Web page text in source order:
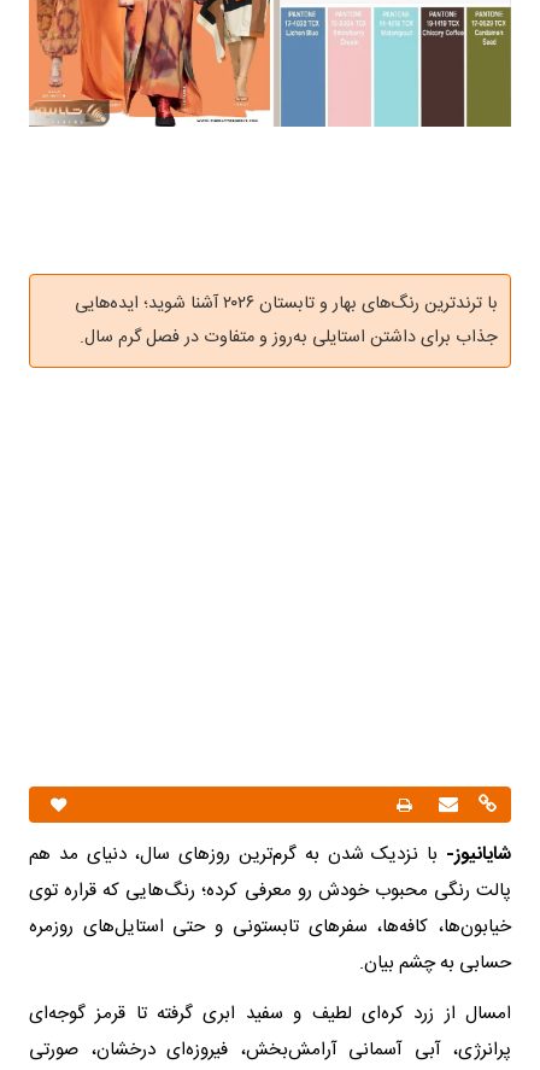
با ترندترین رنگ‌های بهار و تابستان ۲۰۲۶ آشنا شوید؛ ایده‌هایی
جذاب برای داشتن استایلی به‌روز و متفاوت در فصل گرم سال.
شایانیوز- با نزدیک شدن به گرم‌ترین روزهای سال، دنیای مد هم
پالت رنگی محبوب خودش رو معرفی کرده؛ رنگ‌هایی که قراره توی
خیابون‌ها، کافه‌ها، سفرهای تابستونی و حتی استایل‌های روزمره
حسابی به چشم بیان.
امسال از زرد کره‌ای لطیف و سفید ابری گرفته تا قرمز گوجه‌ای
پرانرژی، آبی آسمانی آرامش‌بخش، فیروزه‌ای درخشان، صورتی